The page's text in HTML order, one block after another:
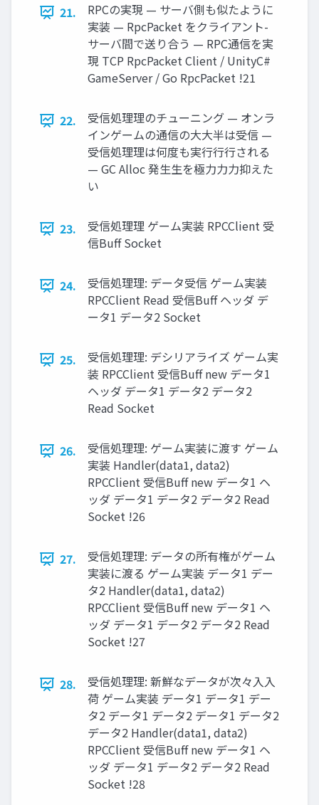
21.
RPCの実現 — サーバ側も似たように
実装 — RpcPacket をクライアント-
サーバ間で送り合う — RPC通信を実
現 TCP RpcPacket Client / UnityC#
GameServer / Go RpcPacket !21
22.
受信処理理のチューニング — オンラ
インゲームの通信の⼤大半は受信 —
受信処理理は何度も実⾏行行される
— GC Alloc 発⽣生を極⼒力力抑えた
い
23.
受信処理理 ゲーム実装 RPCClient 受
信Buff Socket
24.
受信処理理: データ受信 ゲーム実装
RPCClient Read 受信Buff ヘッダ デ
ータ1 データ2 Socket
25.
受信処理理: デシリアライズ ゲーム実
装 RPCClient 受信Buff new データ1
ヘッダ データ1 データ2 データ2
Read Socket
26.
受信処理理: ゲーム実装に渡す ゲーム
実装 Handler(data1, data2)
RPCClient 受信Buff new データ1 ヘ
ッダ データ1 データ2 データ2 Read
Socket !26
27.
受信処理理: データの所有権がゲーム
実装に渡る ゲーム実装 データ1 デー
タ2 Handler(data1, data2)
RPCClient 受信Buff new データ1 ヘ
ッダ データ1 データ2 データ2 Read
Socket !27
28.
受信処理理: 新鮮なデータが次々⼊入
荷 ゲーム実装 データ1 データ1 デー
タ2 データ1 データ2 データ1 データ2
データ2 Handler(data1, data2)
RPCClient 受信Buff new データ1 ヘ
ッダ データ1 データ2 データ2 Read
Socket !28